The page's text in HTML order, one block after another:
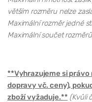
větším rozměru nelze
Maximální rozměr jedné
Maximální součet
**Vyhrazujeme si právo
dopravy vč. ceny),
zboží vyžaduje.** (Kvůli